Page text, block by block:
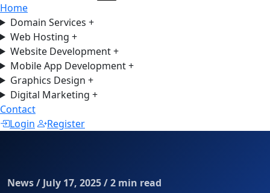
Home
Domain Services +
Web Hosting +
Website Development+
Mobile App Development+
Graphics Design +
Digital Marketing +
Contact
Login
Register
News / July 17, 2025 / 2 min read